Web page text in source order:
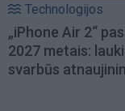
Technologijos
„iPhone Air 2“
2027 metais:
svarbūs